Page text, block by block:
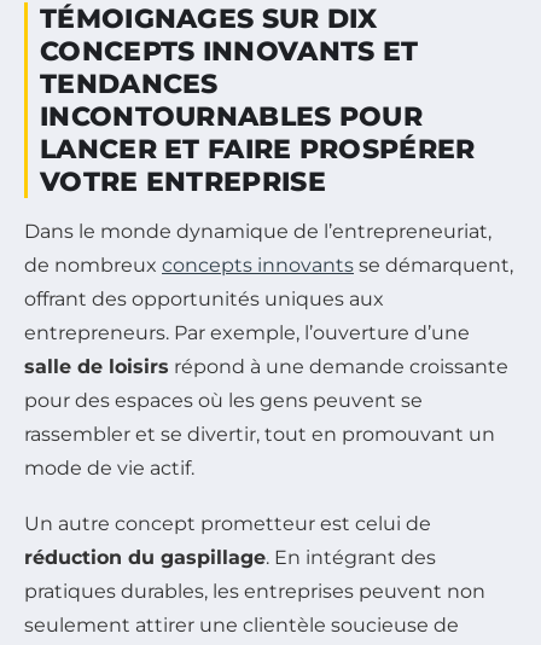
TÉMOIGNAGES SUR DIX
CONCEPTS INNOVANTS ET
TENDANCES
INCONTOURNABLES POUR
LANCER ET FAIRE PROSPÉRER
VOTRE ENTREPRISE
Dans le monde dynamique de l’entrepreneuriat,
de nombreux concepts innovants se démarquent,
offrant des opportunités uniques aux
entrepreneurs. Par exemple, l’ouverture d’une
salle de loisirs répond à une demande croissante
pour des espaces où les gens peuvent se
rassembler et se divertir, tout en promouvant un
mode de vie actif.
Un autre concept prometteur est celui de
réduction du gaspillage. En intégrant des
pratiques durables, les entreprises peuvent non
seulement attirer une clientèle soucieuse de